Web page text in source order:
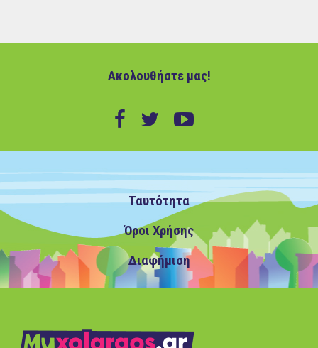
Ακολουθήστε μας!
Ταυτότητα
Όροι Χρήσης
Διαφήμιση